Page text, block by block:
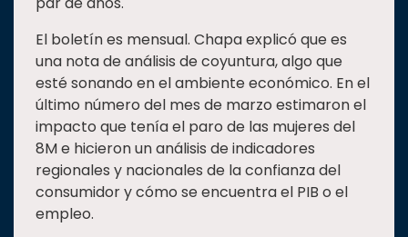
El boletín es mensual. Chapa explicó que es
una nota de análisis de coyuntura, algo que
esté sonando en el ambiente económico. En el
último número del mes de marzo estimaron el
impacto que tenía el paro de las mujeres del
8M e hicieron un análisis de indicadores
regionales y nacionales de la confianza del
consumidor y cómo se encuentra el PIB o el
empleo.